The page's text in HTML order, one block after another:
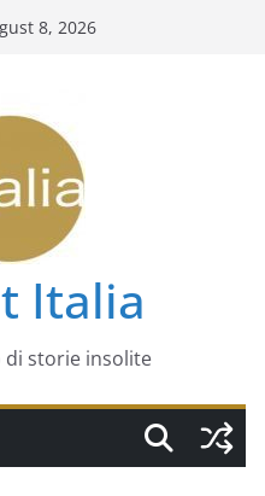
8, 2026
Italia
di storie insolite